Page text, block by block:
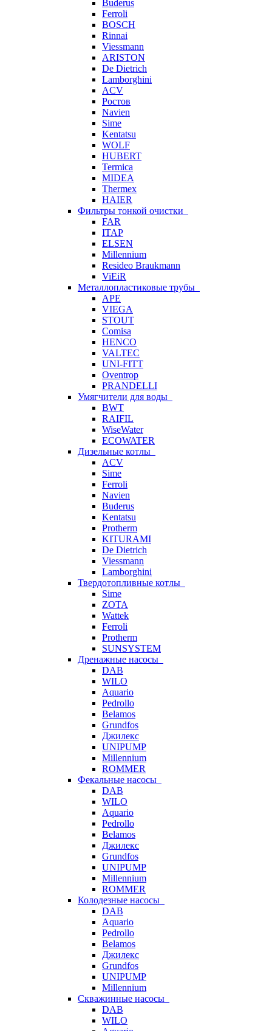
Buderus
Ferroli
BOSCH
Rinnai
Viessmann
ARISTON
De Dietrich
Lamborghini
ACV
Ростов
Navien
Sime
Kentatsu
WOLF
HUBERT
Termica
MIDEA
Thermex
HAIER
Фильтры тонкой очистки
FAR
ITAP
ELSEN
Millennium
Resideo Braukmann
ViEiR
Металлопластиковые трубы
APE
VIEGA
STOUT
Comisa
HENCO
VALTEC
UNI-FITT
Oventrop
PRANDELLI
Умягчители для воды
BWT
RAIFIL
WiseWater
ECOWATER
Дизельные котлы
ACV
Sime
Ferroli
Navien
Buderus
Kentatsu
Protherm
KITURAMI
De Dietrich
Viessmann
Lamborghini
Твердотопливные котлы
Sime
ZOTA
Wattek
Ferroli
Protherm
SUNSYSTEM
Дренажные насосы
DAB
WILO
Aquario
Pedrollo
Belamos
Grundfos
Джилекс
UNIPUMP
Millennium
ROMMER
Фекальные насосы
DAB
WILO
Aquario
Pedrollo
Belamos
Джилекс
Grundfos
UNIPUMP
Millennium
ROMMER
Колодезные насосы
DAB
Aquario
Pedrollo
Belamos
Джилекс
Grundfos
UNIPUMP
Millennium
Скважинные насосы
DAB
WILO